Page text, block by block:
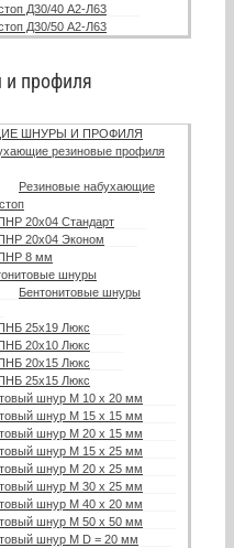
Д30/40 А2-Л63
Д30/50 А2-Л63
профиля
ШНУРЫ И ПРОФИЛЯ
резиновые профиля
Резиновые набухающие
20х04 Стандарт
20х04 Эконом
8 мм
шнуры
Бентонитовые шнуры
25х19 Люкс
20х10 Люкс
20х15 Люкс
25х15 Люкс
шнур М 10 х 20 мм
шнур М 15 х 15 мм
шнур М 20 х 15 мм
шнур М 15 х 25 мм
шнур М 20 х 25 мм
шнур М 30 х 25 мм
шнур М 40 х 20 мм
шнур М 50 х 50 мм
шнур М D = 20 мм